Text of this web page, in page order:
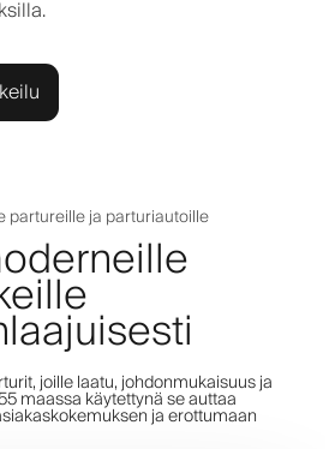
partureille ja parturiautoille
joille laatu, johdonmukaisuus ja
maassa käytettynä se auttaa
ja erottumaan